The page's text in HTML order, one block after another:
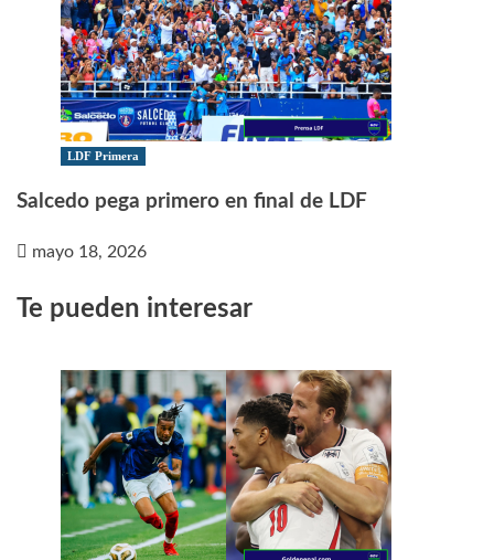
LDF Primera
Salcedo pega primero en final de LDF
mayo 18, 2026
Te pueden interesar